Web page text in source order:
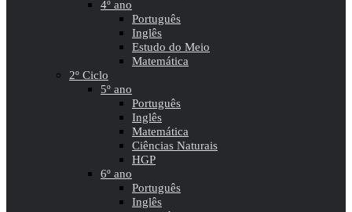
4º ano
Português
Inglês
Estudo do Meio
Matemática
2º Ciclo
5º ano
Português
Inglês
Matemática
Ciências Naturais
HGP
6º ano
Português
Inglês